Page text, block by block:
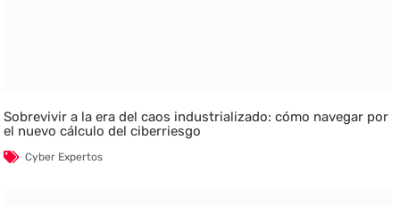
Sobrevivir a la era del caos industrializado: cómo navegar por
el nuevo cálculo del ciberriesgo
Cyber Expertos